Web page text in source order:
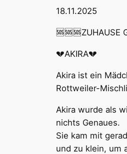
18.11.2025
🆘🆘🆘ZUHAUSE
💔AKIRA💔
Akira ist ein
Rottweiler-
Akira wurde als
nichts Genaues.
Sie kam mit
und zu klein, um